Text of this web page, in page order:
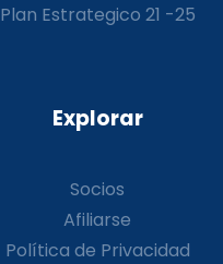
Plan Estrategico 21 -25
Explorar
Socios
Afiliarse
Política de Privacidad